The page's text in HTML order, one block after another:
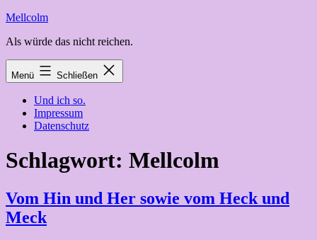
Zum
springen
Mellcolm
Als würde das nicht reichen.
Menü Schließen
Und ich so.
Impressum
Datenschutz
Schlagwort: Mellcolm
Vom Hin und Her sowie vom Heck und
Meck